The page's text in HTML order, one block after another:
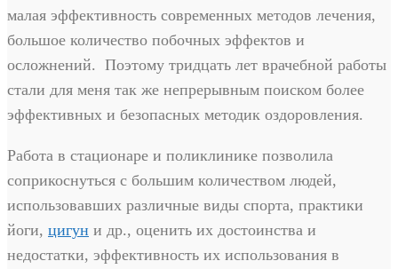
малая эффективность современных методов лечения,
большое количество побочных эффектов и
осложнений. Поэтому тридцать лет врачебной работы
стали для меня так же непрерывным поиском более
эффективных и безопасных методик оздоровления.
Работа в стационаре и поликлинике позволила
соприкоснуться с большим количеством людей,
использовавших различные виды спорта, практики
йоги, цигун и др., оценить их достоинства и
недостатки, эффективность их использования в